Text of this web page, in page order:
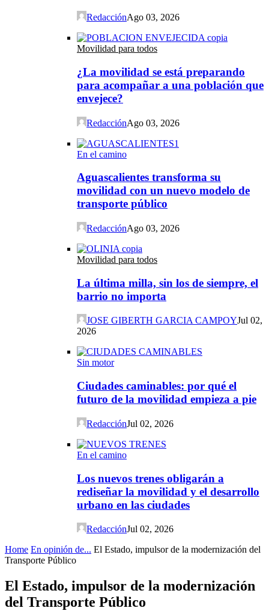
RedacciónAgo 03, 2026
Movilidad para todos
¿La movilidad se está preparando
para acompañar a una población que
envejece?
RedacciónAgo 03, 2026
En el camino
Aguascalientes transforma su
movilidad con un nuevo modelo de
transporte público
RedacciónAgo 03, 2026
Movilidad para todos
La última milla, sin los de siempre, el
barrio no importa
JOSE GIBERTH GARCIA CAMPOYJul 02,
2026
Sin motor
Ciudades caminables: por qué el
futuro de la movilidad empieza a pie
RedacciónJul 02, 2026
En el camino
Los nuevos trenes obligarán a
rediseñar la movilidad y el desarrollo
urbano en las ciudades
RedacciónJul 02, 2026
Home En opinión de... El Estado, impulsor de la modernización del
Transporte Público
El Estado, impulsor de la modernización
del Transporte Público